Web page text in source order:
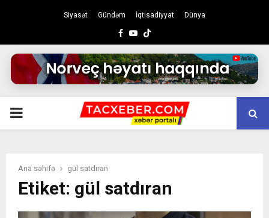
Siyasət Gündəm İqtisadiyyat Dünya
Facebook
Youtube
PRIMARY
Ana səhifə gül satdıran
Etiket: gül satdıran